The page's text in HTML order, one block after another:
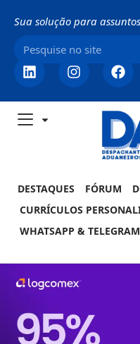
Sua solução para
DESTAQUES FÓRUM
CURRÍCULOS
WHATSAPP & TELEGRAM